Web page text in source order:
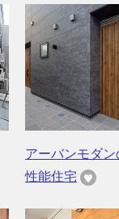
アーバンモダン
性能住宅